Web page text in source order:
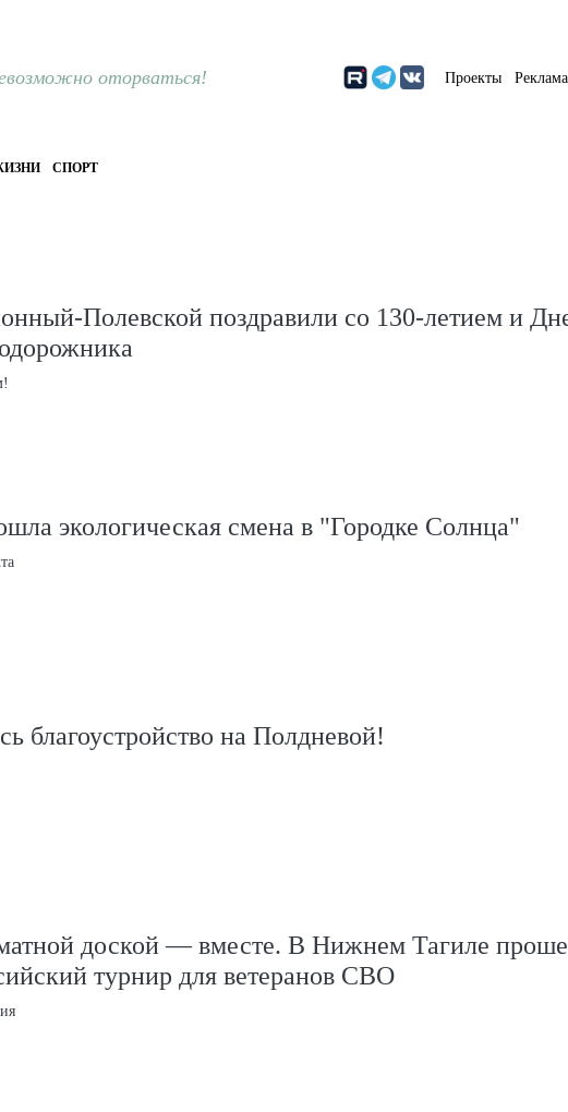
оторваться! Проекты Реклама
СПОРТ
Полевской поздравили со 130-летием и
экологическая смена в "Городке Солнца"
благоустройство на Полдневой!
доской — вместе. В Нижнем Тагиле
турнир для ветеранов СВО